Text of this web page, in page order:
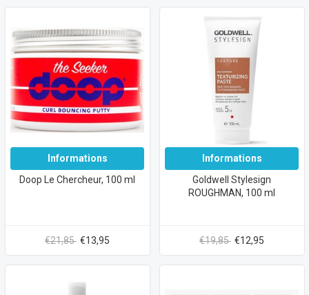
Informations
Doop Le Chercheur, 100 ml
€21,85 €13,95
Informations
Goldwell Stylesign
ROUGHMAN, 100 ml
€19,85 €12,95